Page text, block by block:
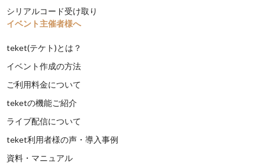
シリアルコード受け取り
イベント主催者様へ
teket(テケト)とは？
イベント作成の方法
ご利用料金について
teketの機能ご紹介
ライブ配信について
teket利用者様の声・導入事例
資料・マニュアル